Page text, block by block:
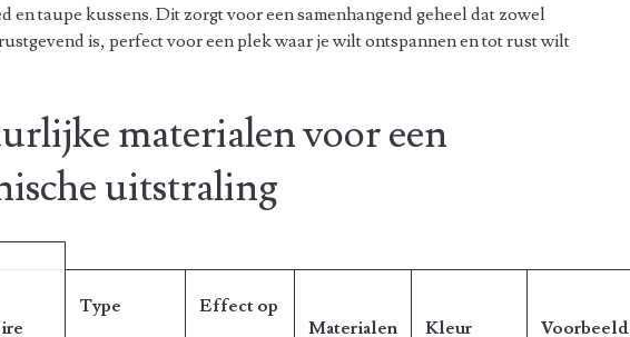
en taupe kussens. Dit zorgt voor een samenhangend geheel dat zowel
is, perfect voor een plek waar je wilt ontspannen en tot rust wilt
materialen voor een
uitstraling
Type
Effect op
Materialen
Kleur Voorbeeld